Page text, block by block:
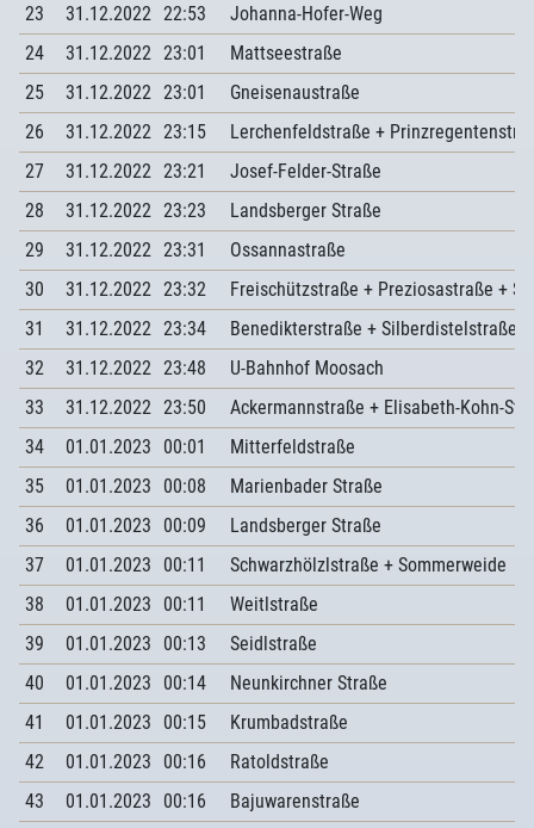
23
31.12.2022 22:53
Johanna-Hofer-Weg
24
31.12.2022 23:01
Mattseestraße
25
31.12.2022 23:01
Gneisenaustraße
26
31.12.2022 23:15
Lerchenfeldstraße +
27
31.12.2022 23:21
Josef-Felder-Straße
28
31.12.2022 23:23
Landsberger Straße
29
31.12.2022 23:31
Ossannastraße
30
31.12.2022 23:32
Freischützstraße + Preziosastraße +
31
31.12.2022 23:34
Benedikterstraße + Silberdistelstraße
32
31.12.2022 23:48
U-Bahnhof Moosach
33
31.12.2022 23:50
Ackermannstraße + Elisabeth-Kohn-
34
01.01.2023 00:01
Mitterfeldstraße
35
01.01.2023 00:08
Marienbader Straße
36
01.01.2023 00:09
Landsberger Straße
37
01.01.2023 00:11
Schwarzhölzlstraße + Sommerweide
38
01.01.2023 00:11
Weitlstraße
39
01.01.2023 00:13
Seidlstraße
40
01.01.2023 00:14
Neunkirchner Straße
41
01.01.2023 00:15
Krumbadstraße
42
01.01.2023 00:16
Ratoldstraße
43
01.01.2023 00:16
Bajuwarenstraße